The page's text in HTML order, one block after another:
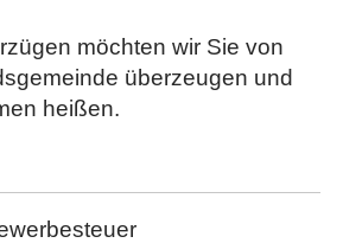
möchten wir Sie von
überzeugen und
heißen.